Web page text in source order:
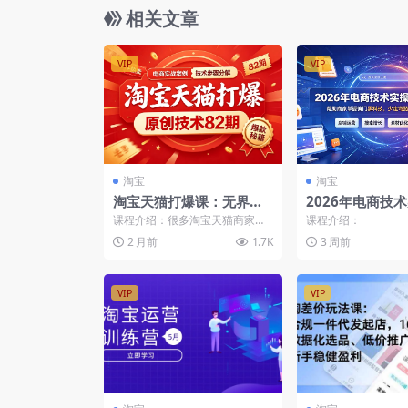
相关文章
VIP
淘宝
淘宝天猫打爆课：无界人
群运营技术+案例，从人群
挖掘到流量收割全流程拆
解
课程介绍：很多淘宝天猫商家在
推广投放时普遍陷入难题：人群
选取杂乱、付费花费高却转...
2 月前 1.7K
VIP
淘宝
2026年电商技
享：帮助商家掌
科技，少走弯路
割韭菜-更新7月
课程介绍：
3 周前
VIP VIP